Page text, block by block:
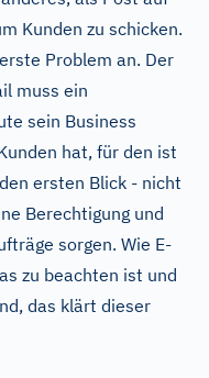
Kunden zu schicken.
Problem an. Der
muss ein
sein Business
hat, für den ist
ersten Blick - nicht
Berechtigung und
sorgen. Wie E-
zu beachten ist und
das klärt dieser